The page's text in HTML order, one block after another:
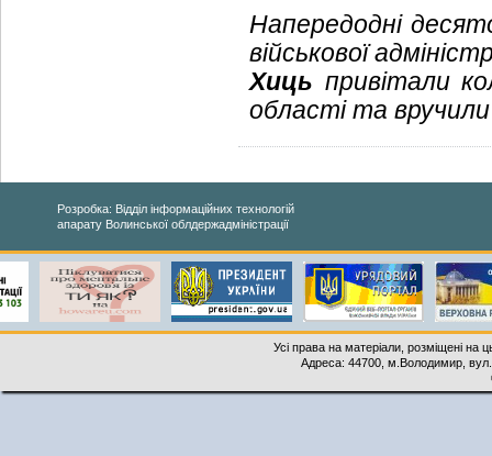
Напередодні
військової
Хиць привітали
області та вручили
Розробка: Відділ інформаційних технологій
апарату Волинської облдержадміністрації
Усі права на матеріали, розміщені на
Адреса: 44700, м.Володимир,